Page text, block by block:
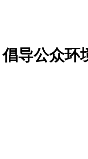
导公众环